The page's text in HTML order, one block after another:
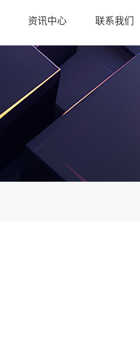
资讯中心 联系我们